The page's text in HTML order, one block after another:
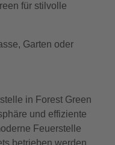
für stilvolle
Garten oder
in Forest Green
und effiziente
Feuerstelle
betrieben werden